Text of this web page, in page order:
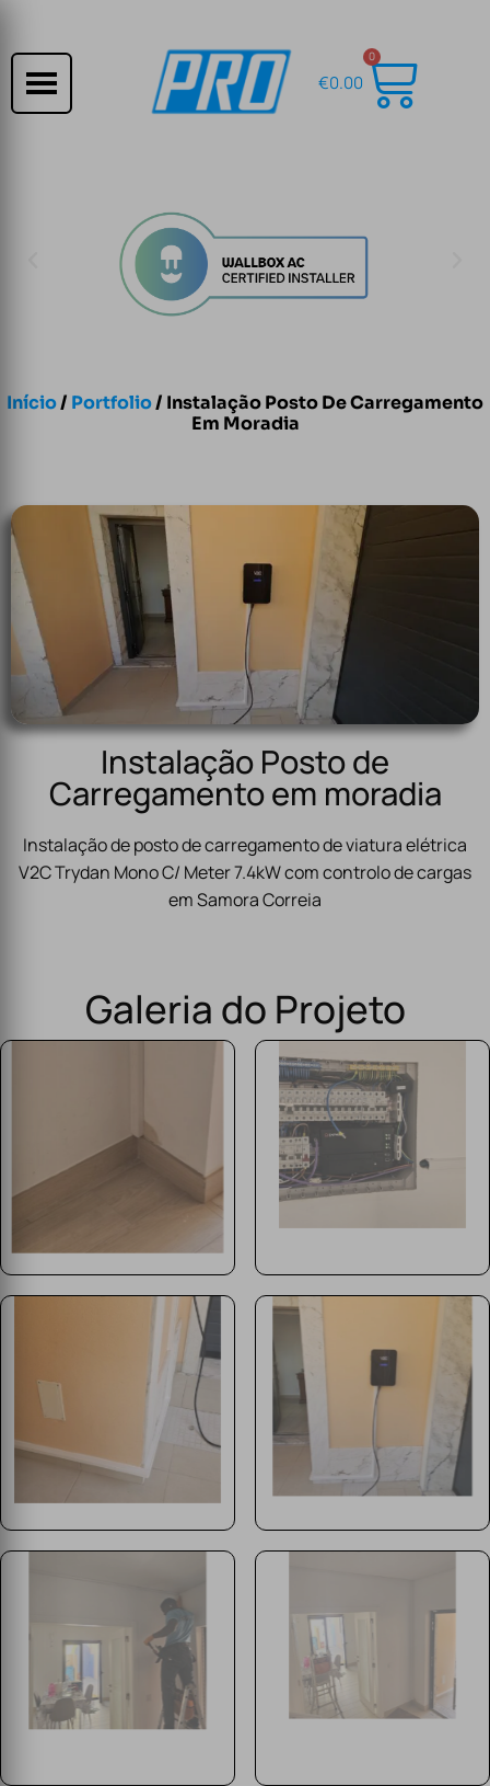
€0.00
0
Início/ Portfolio/ Instalação Posto De Carregamento
Em Moradia
Instalação Posto de
Carregamento em moradia
Instalação de posto de carregamento de viatura elétrica
V2C Trydan Mono C/ Meter 7.4kW com controlo de cargas
em Samora Correia
Galeria do Projeto